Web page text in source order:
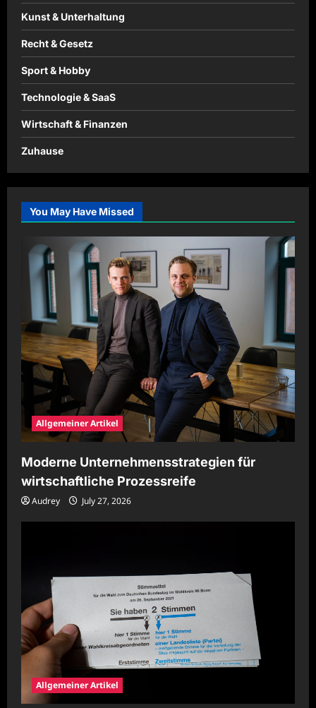
Kunst & Unterhaltung
Recht & Gesetz
Sport & Hobby
Technologie & SaaS
Wirtschaft & Finanzen
Zuhause
You May Have Missed
Allgemeiner Artikel
Moderne Unternehmensstrategien für
wirtschaftliche Prozessreife
Audrey July 27, 2026
Allgemeiner Artikel